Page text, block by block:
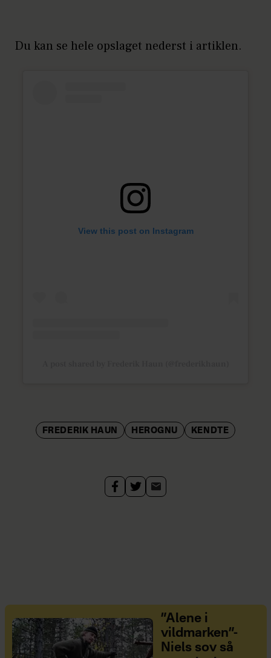
Du kan se hele opslaget nederst i artiklen.
View this post on Instagram
FREDERIK HAUN HEROGNU KENDTE
”Alene i
vildmarken”-
Niels sov så